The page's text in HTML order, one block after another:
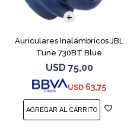
Auriculares Inalámbricos JBL
Tune 730BT Blue
USD 75,00
USD 63,75